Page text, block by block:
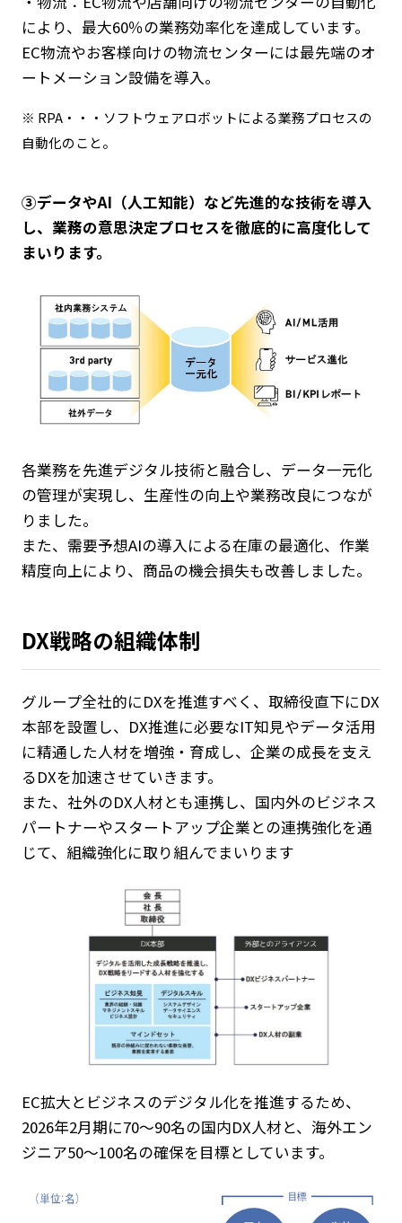
により、最大60％の業務効率化を達成しています。
EC物流やお客様向けの物流センターには最先端のオ
ートメーション設備を導入。
※ RPA・・・ソフトウェアロボットによる業務プロセスの
自動化のこと。
③データやAI（人工知能）など先進的な技術を導入
し、業務の意思決定プロセスを徹底的に高度化して
まいります。
各業務を先進デジタル技術と融合し、データ一元化
の管理が実現し、生産性の向上や業務改良につなが
りました。
また、需要予想AIの導入による在庫の最適化、作業
精度向上により、商品の機会損失も改善しました。
DX戦略の組織体制
グループ全社的にDXを推進すべく、取締役直下にDX
本部を設置し、DX推進に必要なIT知見やデータ活用
に精通した人材を増強・育成し、企業の成長を支え
るDXを加速させていきます。
また、社外のDX人材とも連携し、国内外のビジネス
パートナーやスタートアップ企業との連携強化を通
じて、組織強化に取り組んでまいります
EC拡大とビジネスのデジタル化を推進するため、
2026年2月期に70～90名の国内DX人材と、海外エン
ジニア50～100名の確保を目標としています。